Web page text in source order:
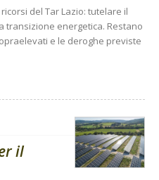
del Tar Lazio: tutelare il
transizione energetica. Restano
e le deroghe previste
il